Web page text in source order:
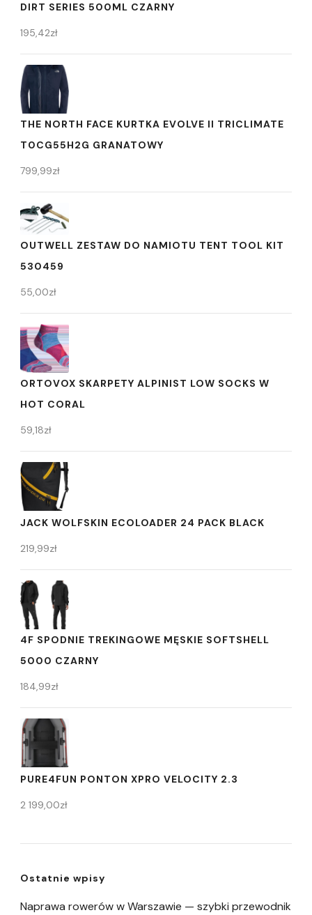
DIRT SERIES 500ML CZARNY
195,42zł
THE NORTH FACE KURTKA EVOLVE II TRICLIMATE
T0CG55H2G GRANATOWY
799,99zł
OUTWELL ZESTAW DO NAMIOTU TENT TOOL KIT
530459
55,00zł
ORTOVOX SKARPETY ALPINIST LOW SOCKS W
HOT CORAL
59,18zł
JACK WOLFSKIN ECOLOADER 24 PACK BLACK
219,99zł
4F SPODNIE TREKINGOWE MĘSKIE SOFTSHELL
5000 CZARNY
184,99zł
PURE4FUN PONTON XPRO VELOCITY 2.3
2 199,00zł
Ostatnie wpisy
Naprawa rowerów w Warszawie — szybki przewodnik